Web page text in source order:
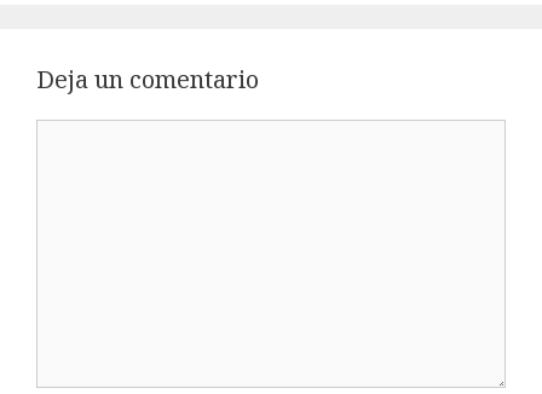
Deja un comentario